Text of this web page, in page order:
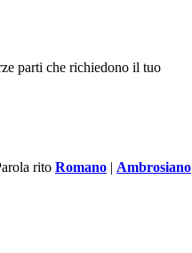
parti che richiedono il tuo
rito Romano | Ambrosiano